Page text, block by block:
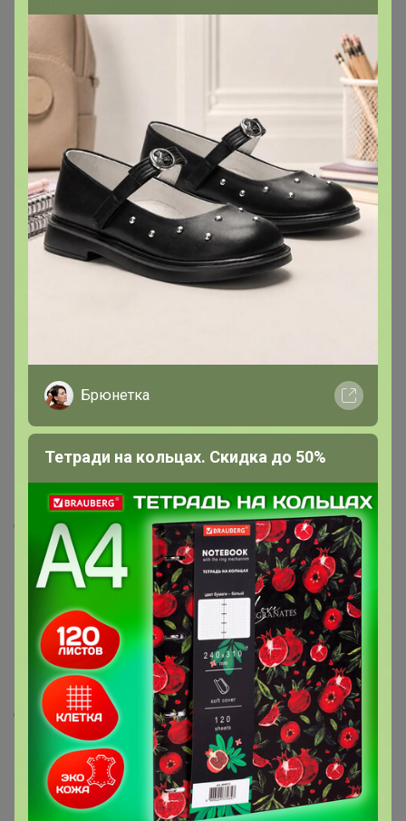
690р
Мультивитамины для
мужчин (34 активных
компонента) 60 капсул
Хит
495р
Витамин Д3 2000ME, 300
ТАБЛЕТОК
Multivitamin от Be First заботится о женском здоровье,
восполняя нехватку самых критичных витаминов и
микроэлементов, и, таким способом, исправляя
нарушения в процессах обмена веществ. Добавка
позволяет поддержать силы и сохранить максимум
энергии для самых важных дел, укрепить иммунитет и
быстрее добиваться успеха в спорте, работе и личной
жизни.[1]
Что входит в состав
комплекса Women`s
Multivitamin?
Витаминный комплекс для женщин помогает решить
часто встречающуюся ситуацию, когда большие
нагрузки (и в частности, спортивные тренировки)
вызывают повышенный расход запасов витаминов и
микроэлементов организма, а соблюдение диеты (или
иные индивидуальные условия) не позволяет
Брюнетка
Тетради на кольцах. Скидка до 50%